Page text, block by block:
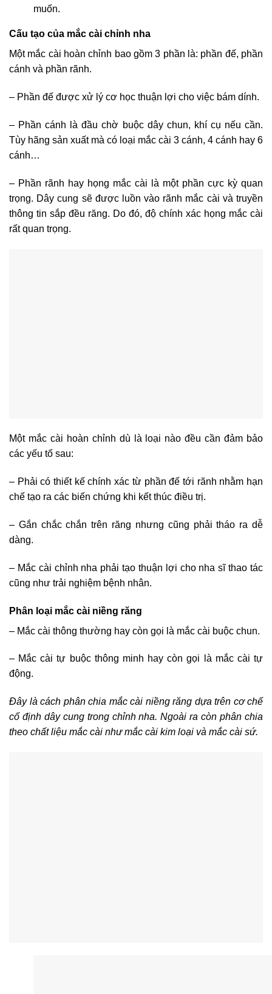
muốn.
Cấu tạo của mắc cài chỉnh nha
Một mắc cài hoàn chỉnh bao gồm 3 phần là: phần đế, phần
cánh và phần rãnh.
– Phần đế được xử lý cơ học thuận lợi cho việc bám dính.
– Phần cánh là đầu chờ buộc dây chun, khí cụ nếu cần.
Tùy hãng sản xuất mà có loại mắc cài 3 cánh, 4 cánh hay 6
cánh…
– Phần rãnh hay họng mắc cài là một phần cực kỳ quan
trọng. Dây cung sẽ được luồn vào rãnh mắc cài và truyền
thông tin sắp đều răng. Do đó, độ chính xác họng mắc cài
rất quan trọng.
Một mắc cài hoàn chỉnh dù là loại nào đều cần đảm bảo
các yếu tố sau:
– Phải có thiết kế chính xác từ phần đế tới rãnh nhằm hạn
chế tạo ra các biến chứng khi kết thúc điều trị.
– Gắn chắc chắn trên răng nhưng cũng phải tháo ra dễ
dàng.
– Mắc cài chỉnh nha phải tạo thuận lợi cho nha sĩ thao tác
cũng như trải nghiệm bệnh nhân.
Phân loại mắc cài niềng răng
– Mắc cài thông thường hay còn gọi là mắc cài buộc chun.
– Mắc cài tự buộc thông minh hay còn gọi là mắc cài tự
động.
Đây là cách phân chia mắc cài niềng răng dựa trên cơ chế
cố định dây cung trong chỉnh nha. Ngoài ra còn phân chia
theo chất liệu mắc cài như mắc cài kim loại và mắc cài sứ.